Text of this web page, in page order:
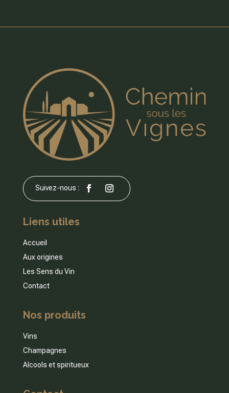
Liens utiles
Accueil
Aux origines
Les Sens du Vin
Contact
Nos produits
Vins
Champagnes
Alcools et spiritueux